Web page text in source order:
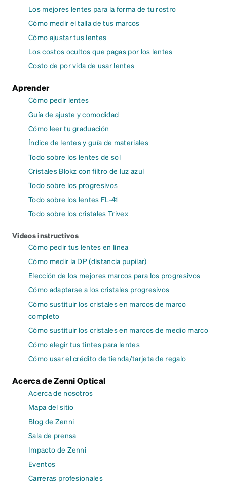
Los mejores lentes para la forma de tu rostro
Cómo medir el talla de tus marcos
Cómo ajustar tus lentes
Los costos ocultos que pagas por los lentes
Costo de por vida de usar lentes
Aprender
Cómo pedir lentes
Guía de ajuste y comodidad
Cómo leer tu graduación
Índice de lentes y guía de materiales
Todo sobre los lentes de sol
Cristales Blokz con filtro de luz azul
Todo sobre los progresivos
Todo sobre los lentes FL-41
Todo sobre los cristales Trivex
Videos instructivos
Cómo pedir tus lentes en línea
Cómo medir la DP (distancia pupilar)
Elección de los mejores marcos para los progresivos
Cómo adaptarse a los cristales progresivos
Cómo sustituir los cristales en marcos de marco
completo
Cómo sustituir los cristales en marcos de medio marco
Cómo elegir tus tintes para lentes
Cómo usar el crédito de tienda/tarjeta de regalo
Acerca de Zenni Optical
Acerca de nosotros
Mapa del sitio
Blog de Zenni
Sala de prensa
Impacto de Zenni
Eventos
Carreras profesionales